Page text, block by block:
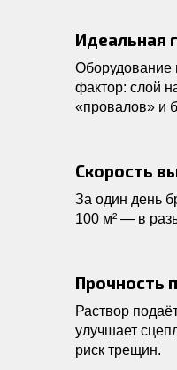
Идеальная
Оборудование
фактор: слой
«провалов» и
Скорость
За один день
100 м² — в
Прочность
Раствор
улучшает
риск трещин.